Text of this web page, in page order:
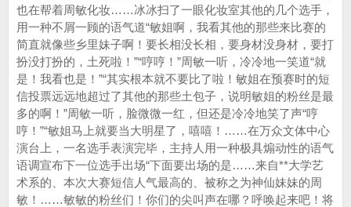
也在帮着周敏化妆……冰冰扫了一眼化妆室其他的几个选手，
用一种不屑一顾的语气道“敏姐啊，我看其他的那些来比赛的
简直就像些乡里妹子啊！要长相没长相，要身材没身材，要打
扮没打扮的，土死啦！”“哼哼！”周敏一听，冷冷地一笑道“就
是！我看也是！”“其实根本就不要比了啦！敏姐在预赛时的短
信投票远远地超过了其他的那些土包子，说明敏姐的粉丝是最
多的啊！”周敏一听，脸微微一红，但还是冷冷地笑了声“哼
哼！”“敏姐马上就要当大明星了，嘻嘻！……在万众文体中心
演台上，一名选手表演完毕，主持人用一种极具煽动性的语气
语调宣布下一位选手出场“下面要出场的是……来自**大学艺
术系的、本次大赛短信人气最高的、被称之为神仙妹妹的周
敏！……敏敏的粉丝们！你们的尖叫声在哪？呼唤起来吧！将